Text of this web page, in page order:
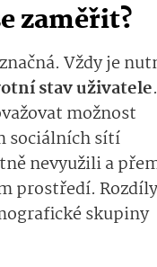
zaměřit?
Vždy je
stav uživatele.
možnost
sociálních sítí
nevyužili a
prostředí. Rozdíly
skupiny